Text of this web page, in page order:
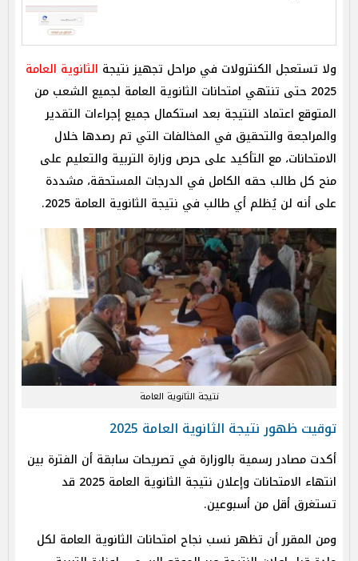
ولا تستعجل الكنترولات في مراحل تجهيز نتيجة الثانوية العامة
2025 حتى تنتهي امتحانات الثانوية العامة لجميع الشعب من
المتوقع اعتماد النتيجة بعد استكمال جميع إجراءات التقدير
والمراجعة والتحقيق في المخالفات التي تم رصدها خلال
الامتحانات، مع التأكيد على حرص وزارة التربية والتعليم على
منح كل طالب حقه الكامل في الدرجات المستحقة، مشددة
على أنه لن يُظلم أي طالب في نتيجة الثانوية العامة 2025.
نتيجة الثانوية العامة
توقيت ظهور نتيجة الثانوية العامة 2025
أكدت مصادر رسمية بالوزارة في تصريحات سابقة أن الفترة بين
انتهاء الامتحانات وإعلان نتيجة الثانوية العامة 2025 قد
تستغرق أقل من أسبوعين.
ومن المقرر أن تظهر نسب نجاح امتحانات الثانوية العامة لكل